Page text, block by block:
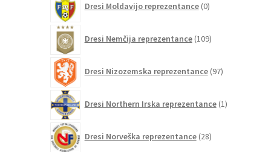
Dresi Moldavijo reprezentance 0izdelkov
Dresi Nemčija reprezentance 109izdelkov
Dresi Nizozemska reprezentance 97izdelkov
Dresi Northern Irska reprezentance 1izdelek
Dresi Norveška reprezentance 28izdelkov